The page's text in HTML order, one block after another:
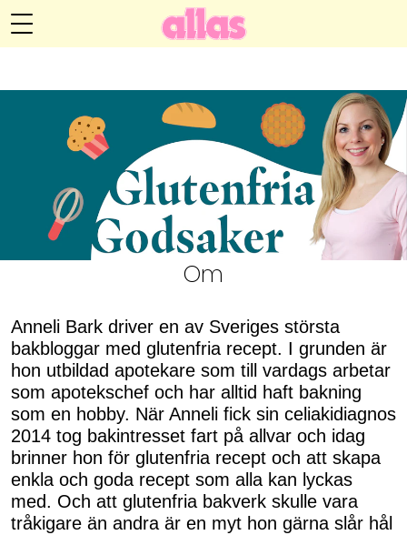
Relationer
Handarbete
Bloggar
Shop
Hem & Trädgård
Underhållning
Glutenfria Godsaker
Om Anneli
Kategorier
Arkiv
Kontakt
Om
Anneli Bark driver en av Sveriges största
bakbloggar med glutenfria recept. I grunden är
hon utbildad apotekare som till vardags arbetar
som apotekschef och har alltid haft bakning
som en hobby. När Anneli fick sin celiakidiagnos
2014 tog bakintresset fart på allvar och idag
brinner hon för glutenfria recept och att skapa
enkla och goda recept som alla kan lyckas
med. Och att glutenfria bakverk skulle vara
tråkigare än andra är en myt hon gärna slår hål